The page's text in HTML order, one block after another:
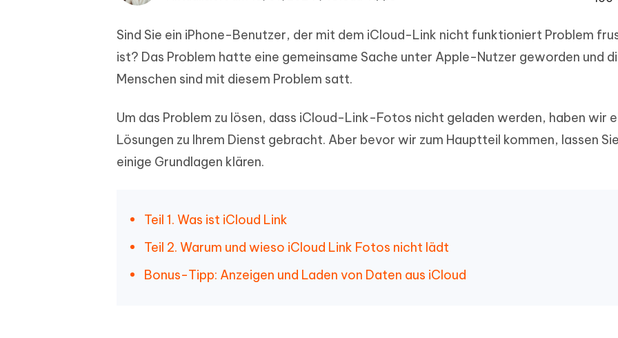
Gelöschte Dateien unter Windows
wiederherstellen
Wiederherstellen
Gelöschte Dateien auf Mac
wiederherstellen
iAnyGo - iOS APP
iPhone Standort ohne PC ändern
iAnyGo - Android Fake GPS APP
Android Standort ohne PC ändern
iCareFone Transfer APP
UltData for Android APP
Android Datenrettung ohne PC
Cleanup Pro APP
iPhone kostenlos mit KI bereinigen
PDF Dokumente mit KI zusammenfassen
Mit KI intelligenter, schneller und besser
schreiben
Tenorshare KI Bypass
KI Inhalte in menschenähnliche Inhalte
umwandeln
Sind Sie ein iPhone-Benutzer, der mit dem iCloud-Link nicht funktioniert Problem
ist? Das Problem hatte eine gemeinsame Sache unter Apple-Nutzer geworden und
Menschen sind mit diesem Problem satt.
Um das Problem zu lösen, dass iCloud-Link-Fotos nicht geladen werden, haben wir
Lösungen zu Ihrem Dienst gebracht. Aber bevor wir zum Hauptteil kommen, lassen
einige Grundlagen klären.
Teil 1. Was ist iCloud Link
Teil 2. Warum und wieso iCloud Link Fotos nicht lädt
Bonus-Tipp: Anzeigen und Laden von Daten aus iCloud